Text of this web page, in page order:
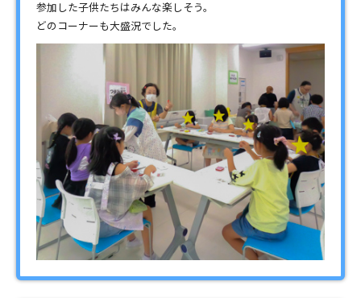
参加した子供たちはみんな楽しそう。
どのコーナーも大盛況でした。